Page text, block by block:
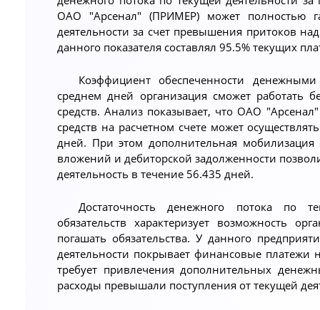
ОАО "Арсенал" (ПРИМЕР) может полностью
деятельности за счет превышения притоков
данного показателя составлял 95.5% текущих
Коэффициент обеспеченности
среднем дней организация сможет работать
средств. Анализ показывает, что ОАО
средств на расчетном счете может
дней. При этом дополнительная мобилизация
вложений и дебиторской задолженности
деятельность в течение 56.435 дней.
Достаточность денежного потока по
обязательств характеризует возможность
погашать обязательства. У данного
деятельности покрывает финансовые платежи
требует привлечения дополнительных
расходы превышали поступления от текущей